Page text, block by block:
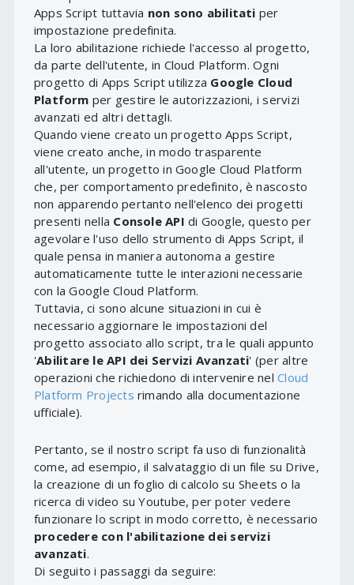
Apps Script tuttavia non sono abilitati per
impostazione predefinita.
La loro abilitazione richiede l'accesso al progetto,
da parte dell'utente, in Cloud Platform. Ogni
progetto di Apps Script utilizza Google Cloud
Platform per gestire le autorizzazioni, i servizi
avanzati ed altri dettagli.
Quando viene creato un progetto Apps Script,
viene creato anche, in modo trasparente
all'utente, un progetto in Google Cloud Platform
che, per comportamento predefinito, è nascosto
non apparendo pertanto nell'elenco dei progetti
presenti nella Console API di Google, questo per
agevolare l'uso dello strumento di Apps Script, il
quale pensa in maniera autonoma a gestire
automaticamente tutte le interazioni necessarie
con la Google Cloud Platform.
Tuttavia, ci sono alcune situazioni in cui è
necessario aggiornare le impostazioni del
progetto associato allo script, tra le quali appunto
'Abilitare le API dei Servizi Avanzati' (per altre
operazioni che richiedono di intervenire nelCloud
Platform Projects rimando alla documentazione
ufficiale).
Pertanto, se il nostro script fa uso di funzionalità
come, ad esempio, il salvataggio di un file su Drive,
la creazione di un foglio di calcolo su Sheets o la
ricerca di video su Youtube, per poter vedere
funzionare lo script in modo corretto, è necessario
procedere con l'abilitazione dei servizi
avanzati.
Di seguito i passaggi da seguire: